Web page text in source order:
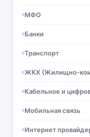
МФО
Банки
Транспорт
ЖКХ (Жилищно-
Кабельное и
Мобильная связь
Интернет